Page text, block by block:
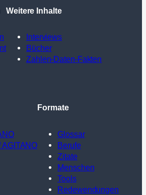
Weitere Inhalte
Interviews
Bücher
Zahlen-Daten-Fakten
Formate
Glossar
Berufe
Zitate
Menschen
Tools
Redewendungen